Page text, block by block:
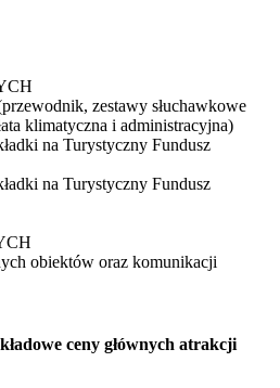
zestawy słuchawkowe
klimatyczna i administracyjna)
na Turystyczny Fundusz
na Turystyczny Fundusz
obiektów oraz komunikacji
ceny głównych atrakcji